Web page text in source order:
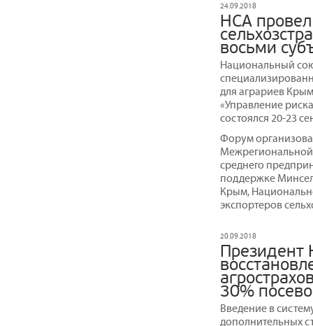
24.09.2018
НСА
восьми
Национальный
для аграриев
«Управление
состоялся 20-23
Форум
среднего
поддержке
Крым,
экспортеров
20.09.2018
Президент
30%
Введение в
дополнительных